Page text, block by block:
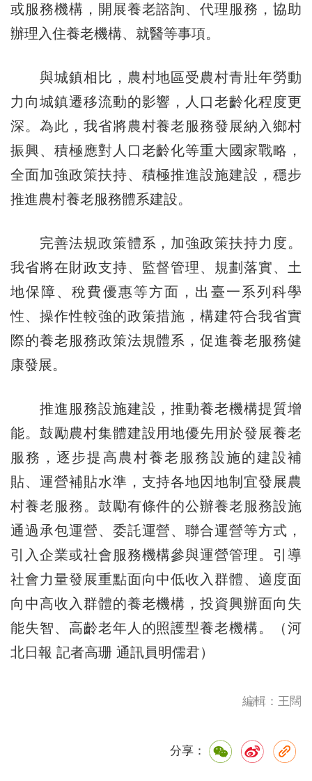
或服務機構，開展養老諮詢、代理服務，協助
辦理入住養老機構、就醫等事項。
與城鎮相比，農村地區受農村青壯年勞動
力向城鎮遷移流動的影響，人口老齡化程度更
深。為此，我省將農村養老服務發展納入鄉村
振興、積極應對人口老齡化等重大國家戰略，
全面加強政策扶持、積極推進設施建設，穩步
推進農村養老服務體系建設。
完善法規政策體系，加強政策扶持力度。
我省將在財政支持、監督管理、規劃落實、土
地保障、稅費優惠等方面，出臺一系列科學
性、操作性較強的政策措施，構建符合我省實
際的養老服務政策法規體系，促進養老服務健
康發展。
推進服務設施建設，推動養老機構提質增
能。鼓勵農村集體建設用地優先用於發展養老
服務，逐步提高農村養老服務設施的建設補
貼、運營補貼水準，支持各地因地制宜發展農
村養老服務。鼓勵有條件的公辦養老服務設施
通過承包運營、委託運營、聯合運營等方式，
引入企業或社會服務機構參與運營管理。引導
社會力量發展重點面向中低收入群體、適度面
向中高收入群體的養老機構，投資興辦面向失
能失智、高齡老年人的照護型養老機構。（河
北日報 記者高珊 通訊員明儒君）
編輯：王闊
分享：